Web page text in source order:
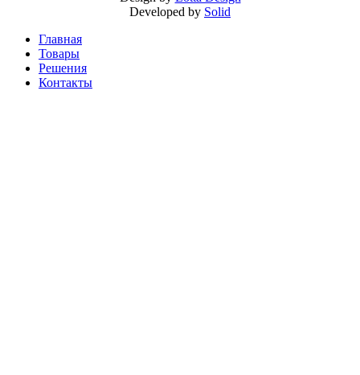
Developed by Solid
Главная
Товары
Решения
Контакты